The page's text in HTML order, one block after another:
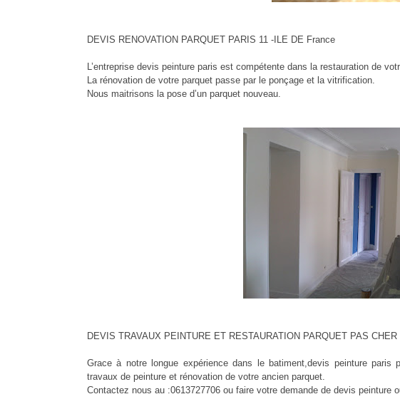
DEVIS RENOVATION PARQUET PARIS 11 -ILE DE France
L’entreprise devis peinture paris est compétente dans la restauration de
La rénovation de votre parquet passe par le ponçage et la vitrification.
Nous maitrisons la pose d’un parquet nouveau.
DEVIS TRAVAUX PEINTURE ET RESTAURATION PARQUET PAS
Grace à notre longue expérience dans le batiment,devis peinture
travaux de peinture et rénovation de votre ancien parquet.
Contactez nous au :0613727706 ou faire votre demande de devis peinture